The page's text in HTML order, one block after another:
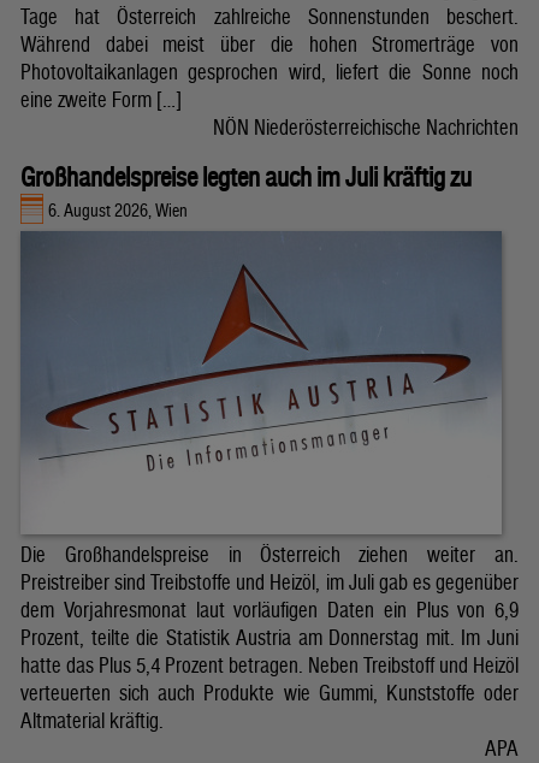
Tage hat Österreich zahlreiche Sonnenstunden beschert.
Während dabei meist über die hohen Stromerträge von
Photovoltaikanlagen gesprochen wird, liefert die Sonne noch
eine zweite Form […]
NÖN Niederösterreichische Nachrichten
Großhandelspreise legten auch im Juli kräftig zu
6. August 2026, Wien
Die Großhandelspreise in Österreich ziehen weiter an.
Preistreiber sind Treibstoffe und Heizöl, im Juli gab es gegenüber
dem Vorjahresmonat laut vorläufigen Daten ein Plus von 6,9
Prozent, teilte die Statistik Austria am Donnerstag mit. Im Juni
hatte das Plus 5,4 Prozent betragen. Neben Treibstoff und Heizöl
verteuerten sich auch Produkte wie Gummi, Kunststoffe oder
Altmaterial kräftig.
APA